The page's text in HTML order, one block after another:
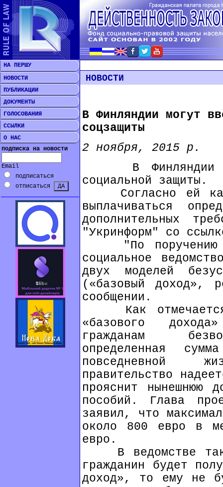
НА ПЕРШУ
НОВОСТИ
ПУБЛИКАЦИИ
ДОКУМЕНТЫ
ГОЛОСОВАНИЯ
ССЫЛКИ
О НАС
подписка на новости
Email
подписаться
отписаться
НОВОСТИ
В Финляндии могут
соцзащиты
2 ноября, 2015 р.
В Финляндии
социальной защиты.
Согласно ей
выплачиваться
дополнительных
"Укринформ" со
"По поручению
социальное
двух моделей
(«базовый доход»,
сообщении.
Как отмечается,
«базового
гражданам
определенная
повседневной
правительство
прояснит нынешнюю
пособий. Глава
заявил, что
около 800 евро в
евро.
В ведомстве
гражданин будет
доход», то ему не